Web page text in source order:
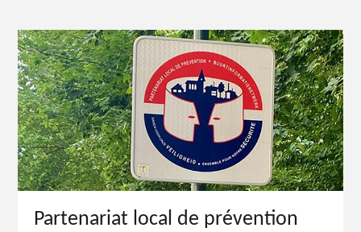
Partenariat local de prévention